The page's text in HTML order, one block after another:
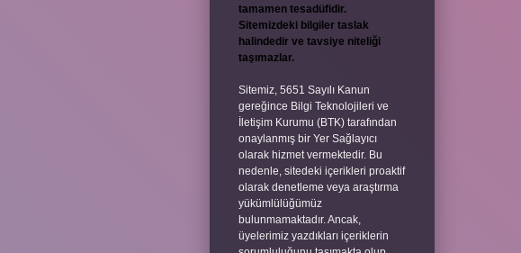
tamamen tesadüfidir.
Sitemizdeki bilgiler taslak
halindedir ve tavsiye niteliği
taşımazlar.
Sitemiz, 5651 Sayılı Kanun
gereğince Bilgi Teknolojileri ve
İletişim Kurumu (BTK) tarafından
onaylanmış bir Yer Sağlayıcı
olarak hizmet vermektedir. Bu
nedenle, sitedeki içerikleri proaktif
olarak denetleme veya araştırma
yükümlülüğümüz
bulunmamaktadır. Ancak,
üyelerimiz yazdıkları içeriklerin